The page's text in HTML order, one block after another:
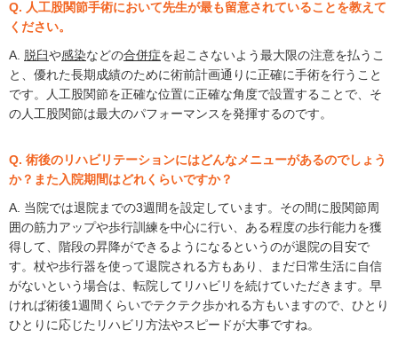
Q. 人工股関節手術において先生が最も留意されていることを教えて
ください。
A. 脱臼や感染などの合併症を起こさないよう最大限の注意を払うこ
と、優れた長期成績のために術前計画通りに正確に手術を行うこと
です。人工股関節を正確な位置に正確な角度で設置することで、そ
の人工股関節は最大のパフォーマンスを発揮するのです。
Q. 術後のリハビリテーションにはどんなメニューがあるのでしょう
か？また入院期間はどれくらいですか？
A. 当院では退院までの3週間を設定しています。その間に股関節周
囲の筋力アップや歩行訓練を中心に行い、ある程度の歩行能力を獲
得して、階段の昇降ができるようになるというのが退院の目安で
す。杖や歩行器を使って退院される方もあり、まだ日常生活に自信
がないという場合は、転院してリハビリを続けていただきます。早
ければ術後1週間くらいでテクテク歩かれる方もいますので、ひとり
ひとりに応じたリハビリ方法やスピードが大事ですね。